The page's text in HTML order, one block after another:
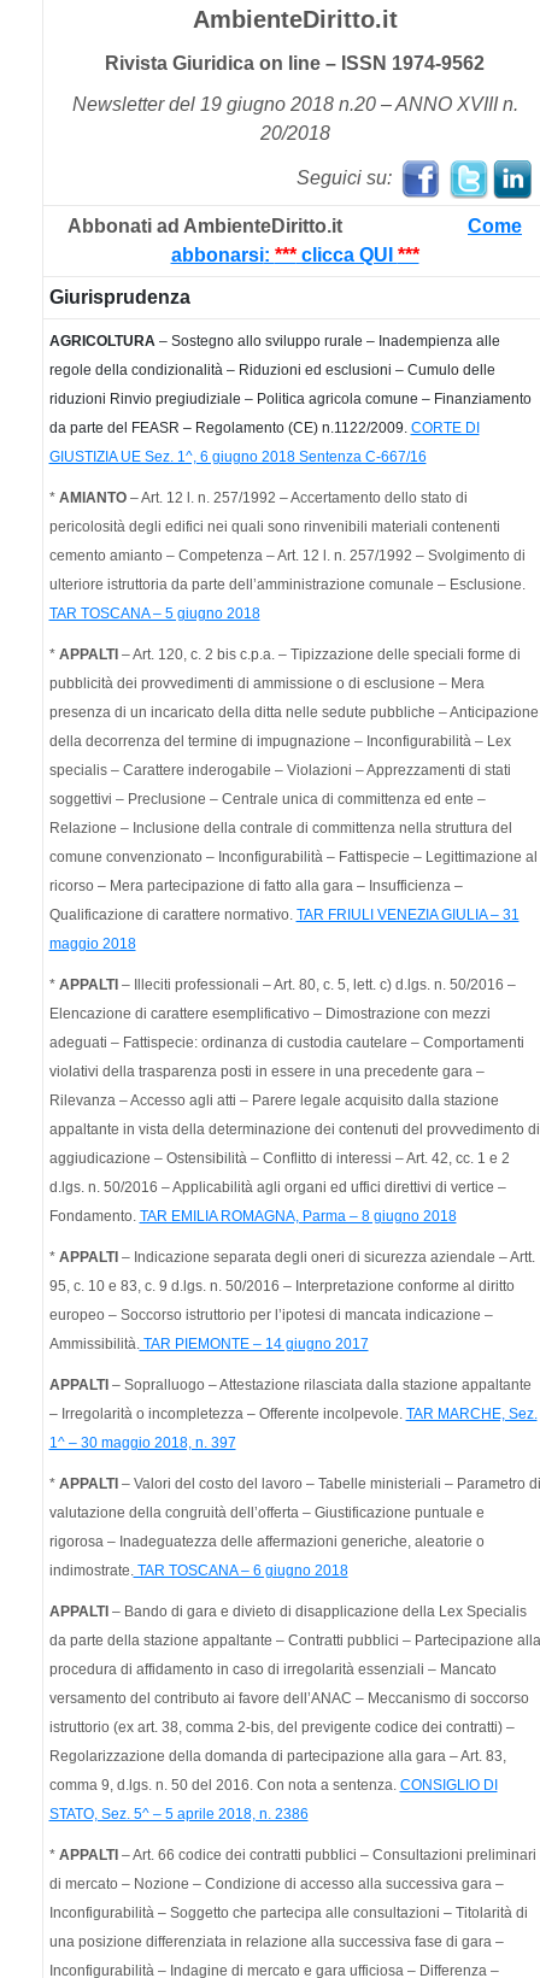
AmbienteDiritto.it
Rivista Giuridica on line – ISSN 1974-9562
Newsletter del 19 giugno 2018 n.20 – ANNO XVIII n.
20/2018
Seguici su:
Abbonati ad AmbienteDiritto.it Come
abbonarsi: ***clicca QUI ***
Giurisprudenza
AGRICOLTURA– Sostegno allo sviluppo rurale – Inadempienza alle
regole della condizionalità – Riduzioni ed esclusioni – Cumulo delle
riduzioni Rinvio pregiudiziale – Politica agricola comune – Finanziamento
da parte del FEASR – Regolamento (CE) n.1122/2009. CORTE DI
GIUSTIZIA UE Sez. 1^, 6 giugno 2018 Sentenza C-667/16
* AMIANTO– Art. 12 l. n. 257/1992 – Accertamento dello stato di
pericolosità degli edifici nei quali sono rinvenibili materiali contenenti
cemento amianto – Competenza – Art. 12 l. n. 257/1992 – Svolgimento di
ulteriore istruttoria da parte dell’amministrazione comunale – Esclusione.
TAR TOSCANA – 5 giugno 2018
* APPALTI – Art. 120, c. 2 bis c.p.a. – Tipizzazione delle speciali forme di
pubblicità dei provvedimenti di ammissione o di esclusione – Mera
presenza di un incaricato della ditta nelle sedute pubbliche – Anticipazione
della decorrenza del termine di impugnazione – Inconfigurabilità – Lex
specialis – Carattere inderogabile – Violazioni – Apprezzamenti di stati
soggettivi – Preclusione – Centrale unica di committenza ed ente –
Relazione – Inclusione della contrale di committenza nella struttura del
comune convenzionato – Inconfigurabilità – Fattispecie – Legittimazione al
ricorso – Mera partecipazione di fatto alla gara – Insufficienza –
Qualificazione di carattere normativo. TAR FRIULI VENEZIA GIULIA – 31
maggio 2018
* APPALTI – Illeciti professionali – Art. 80, c. 5, lett. c) d.lgs. n. 50/2016 –
Elencazione di carattere esemplificativo – Dimostrazione con mezzi
adeguati – Fattispecie: ordinanza di custodia cautelare – Comportamenti
violativi della trasparenza posti in essere in una precedente gara –
Rilevanza – Accesso agli atti – Parere legale acquisito dalla stazione
appaltante in vista della determinazione dei contenuti del provvedimento di
aggiudicazione – Ostensibilità – Conflitto di interessi – Art. 42, cc. 1 e 2
d.lgs. n. 50/2016 – Applicabilità agli organi ed uffici direttivi di vertice –
Fondamento. TAR EMILIA ROMAGNA, Parma – 8 giugno 2018
* APPALTI – Indicazione separata degli oneri di sicurezza aziendale – Artt.
95, c. 10 e 83, c. 9 d.lgs. n. 50/2016 – Interpretazione conforme al diritto
europeo – Soccorso istruttorio per l’ipotesi di mancata indicazione –
Ammissibilità.TAR PIEMONTE – 14 giugno 2017
APPALTI – Sopralluogo – Attestazione rilasciata dalla stazione appaltante
– Irregolarità o incompletezza – Offerente incolpevole. TAR MARCHE, Sez.
1^ – 30 maggio 2018, n. 397
* APPALTI – Valori del costo del lavoro – Tabelle ministeriali – Parametro di
valutazione della congruità dell’offerta – Giustificazione puntuale e
rigorosa – Inadeguatezza delle affermazioni generiche, aleatorie o
indimostrate.TAR TOSCANA – 6 giugno 2018
APPALTI – Bando di gara e divieto di disapplicazione della Lex Specialis
da parte della stazione appaltante – Contratti pubblici – Partecipazione alla
procedura di affidamento in caso di irregolarità essenziali – Mancato
versamento del contributo ai favore dell’ANAC – Meccanismo di soccorso
istruttorio (ex art. 38, comma 2-bis, del previgente codice dei contratti) –
Regolarizzazione della domanda di partecipazione alla gara – Art. 83,
comma 9, d.lgs. n. 50 del 2016. Con nota a sentenza. CONSIGLIO DI
STATO, Sez. 5^ – 5 aprile 2018, n. 2386
* APPALTI – Art. 66 codice dei contratti pubblici – Consultazioni preliminari
di mercato – Nozione – Condizione di accesso alla successiva gara –
Inconfigurabilità – Soggetto che partecipa alle consultazioni – Titolarità di
una posizione differenziata in relazione alla successiva fase di gara –
Inconfigurabilità – Indagine di mercato e gara ufficiosa – Differenza –